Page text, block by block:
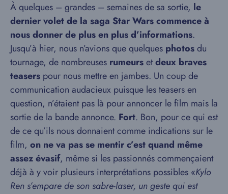
À quelques – grandes – semaines de sa sortie, le
dernier volet de la saga Star Wars commence à
nous donner de plus en plus d’informations.
Jusqu’à hier, nous n’avions que quelques photosdu
tournage, de nombreuses rumeursetdeux braves
teasers pour nous mettre en jambes. Un coup de
communication audacieux puisque les teasers en
question, n’étaient pas là pour annoncer le film mais la
sortie de la bande annonce. Fort. Bon, pour ce qui est
de ce qu’ils nous donnaient comme indications sur le
film, on ne va pas se mentir c’est quand même
assez évasif, même si les passionnés commençaient
déjà à y voir plusieurs interprétations possibles «Kylo
Ren s’empare de son sabre-laser, un geste qui est